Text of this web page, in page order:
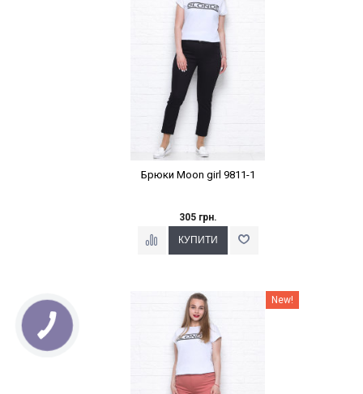
Брюки Moon girl 9811-1
305 грн.
Наклейки Варіант з % New!